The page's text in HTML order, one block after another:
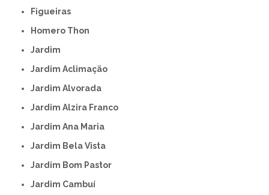
Figueiras
Homero Thon
Jardim
Jardim Aclimação
Jardim Alvorada
Jardim Alzira Franco
Jardim Ana Maria
Jardim Bela Vista
Jardim Bom Pastor
Jardim Cambuí